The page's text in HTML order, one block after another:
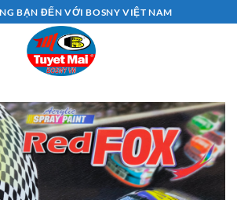
BẠN ĐẾN VỚI BOSNY VIỆT NAM